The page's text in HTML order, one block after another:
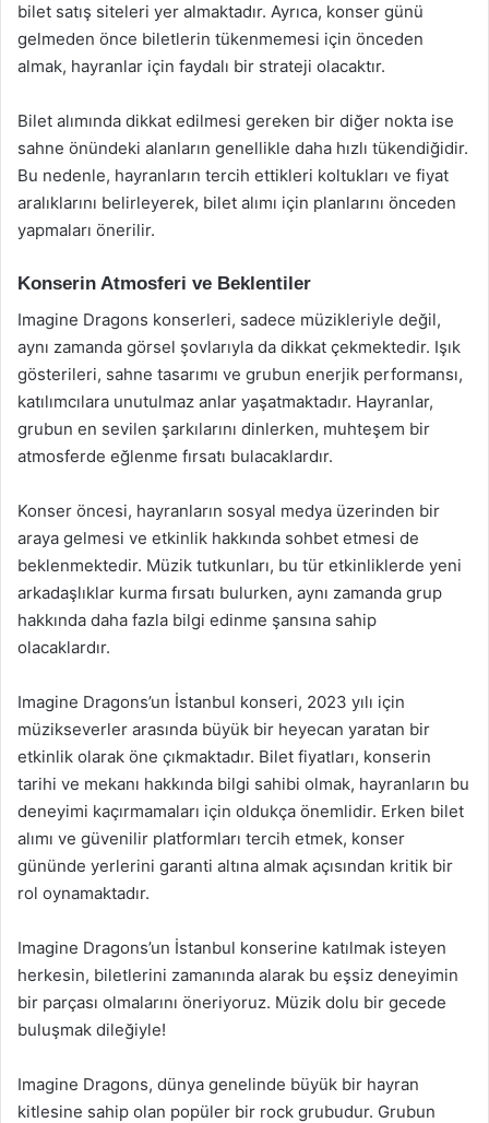
bilet satış siteleri yer almaktadır. Ayrıca, konser günü
gelmeden önce biletlerin tükenmemesi için önceden
almak, hayranlar için faydalı bir strateji olacaktır.
Bilet alımında dikkat edilmesi gereken bir diğer nokta ise
sahne önündeki alanların genellikle daha hızlı tükendiğidir.
Bu nedenle, hayranların tercih ettikleri koltukları ve fiyat
aralıklarını belirleyerek, bilet alımı için planlarını önceden
yapmaları önerilir.
Konserin Atmosferi ve Beklentiler
Imagine Dragons konserleri, sadece müzikleriyle değil,
aynı zamanda görsel şovlarıyla da dikkat çekmektedir. Işık
gösterileri, sahne tasarımı ve grubun enerjik performansı,
katılımcılara unutulmaz anlar yaşatmaktadır. Hayranlar,
grubun en sevilen şarkılarını dinlerken, muhteşem bir
atmosferde eğlenme fırsatı bulacaklardır.
Konser öncesi, hayranların sosyal medya üzerinden bir
araya gelmesi ve etkinlik hakkında sohbet etmesi de
beklenmektedir. Müzik tutkunları, bu tür etkinliklerde yeni
arkadaşlıklar kurma fırsatı bulurken, aynı zamanda grup
hakkında daha fazla bilgi edinme şansına sahip
olacaklardır.
Imagine Dragons’un İstanbul konseri, 2023 yılı için
müzikseverler arasında büyük bir heyecan yaratan bir
etkinlik olarak öne çıkmaktadır. Bilet fiyatları, konserin
tarihi ve mekanı hakkında bilgi sahibi olmak, hayranların bu
deneyimi kaçırmamaları için oldukça önemlidir. Erken bilet
alımı ve güvenilir platformları tercih etmek, konser
gününde yerlerini garanti altına almak açısından kritik bir
rol oynamaktadır.
Imagine Dragons’un İstanbul konserine katılmak isteyen
herkesin, biletlerini zamanında alarak bu eşsiz deneyimin
bir parçası olmalarını öneriyoruz. Müzik dolu bir gecede
buluşmak dileğiyle!
Imagine Dragons, dünya genelinde büyük bir hayran
kitlesine sahip olan popüler bir rock grubudur. Grubun